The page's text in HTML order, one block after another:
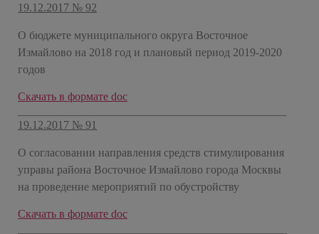
19.12.2017 № 92
О бюджете муниципального округа Восточное
Измайлово на 2018 год и плановый период 2019-2020
годов
Скачать в формате doc
19.12.2017 № 91
О согласовании направления средств стимулирования
управы района Восточное Измайлово города Москвы
на проведение мероприятий по обустройству
Скачать в формате doc